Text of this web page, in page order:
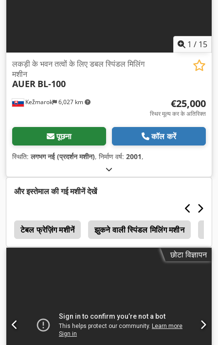
1 / 15
Kežmarok 6,027 km
लकड़ी के भवन तत्वों के लिए डबल स्पिंडल मिलिंग
मशीन
AUER BL-100
€25,000
स्थिर मूल्य कर के अतिरिक्त
पूछना कॉल करें
स्थिति:लगभग नई (प्रदर्शन मशीन), निर्माण वर्ष: 2001,
और इस्तेमाल की गई मशीनें देखें
टेबल फ्रेज़िंग मशीनें झुकने वाली स्पिंडल मिलिंग मशीन
छोटा विज्ञापन